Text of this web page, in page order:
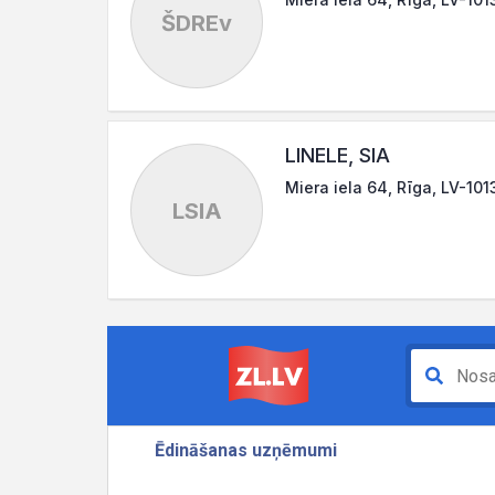
ŠDREv
LSIA
LINELE, SIA
Miera iela 64, Rīga, LV-